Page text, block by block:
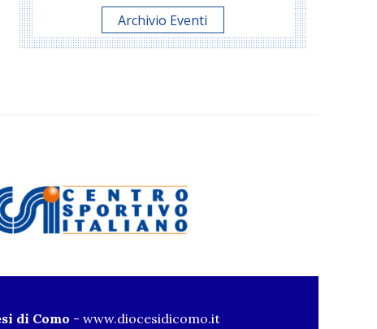
Archivio Eventi
di Como - www.diocesidicomo.it